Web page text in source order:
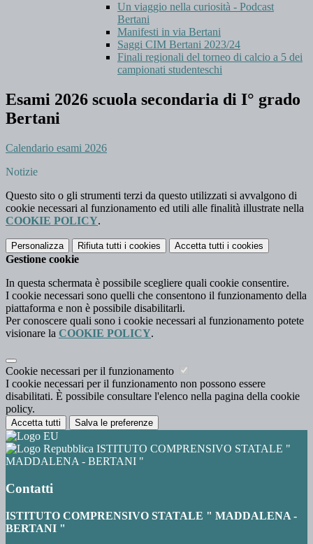
Un viaggio nella curiosità - Podcast
Bertani
Manifesti in via Bertani
Saggi CIM Bertani 2023/24
Finali regionali del torneo di calcio a 5 dei
campionati studenteschi
Esami 2026 scuola secondaria di I° grado
Bertani
Calendario esami 2026
Notizie
Questo sito o gli strumenti terzi da questo utilizzati si avvalgono di
cookie necessari al funzionamento ed utili alle finalità illustrate nella
COOKIE POLICY.
Personalizza Rifiuta tutti i cookies Accetta tutti i cookies
Gestione cookie
In questa schermata è possibile scegliere quali cookie consentire.
I cookie necessari sono quelli che consentono il funzionamento della
piattaforma e non è possibile disabilitarli.
Per conoscere quali sono i cookie necessari al funzionamento potete
visionare la COOKIE POLICY.
Cookie necessari per il funzionamento
I cookie necessari per il funzionamento non possono essere
disabilitati. È possibile consultare l'elenco nella pagina della cookie
policy.
Accetta tutti Salva le preferenze
ISTITUTO COMPRENSIVO STATALE "
MADDALENA - BERTANI "
Contatti
ISTITUTO COMPRENSIVO STATALE " MADDALENA -
BERTANI "